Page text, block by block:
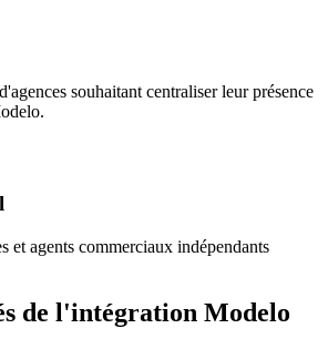
souhaitant centraliser leur présence
et agents commerciaux indépendants
de l'intégration Modelo